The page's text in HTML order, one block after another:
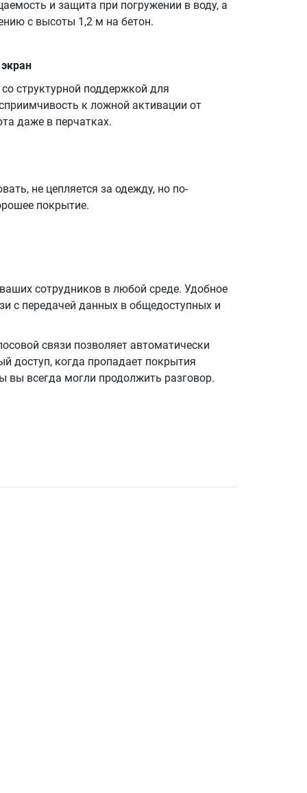
и защита при погружении в воду, а
с высоты 1,2 м на бетон.
структурной поддержкой для
к ложной активации от
даже в перчатках.
не цепляется за одежду, но по-
покрытие.
сотрудников в любой среде. Удобное
с передачей данных в общедоступных и
связи позволяет автоматически
доступ, когда пропадает покрытия
вы всегда могли продолжить разговор.